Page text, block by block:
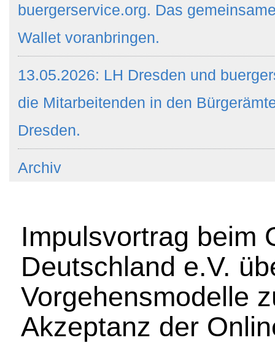
buergerservice.org. Das
Wallet voranbringen.
13.05.2026: LH Dresden und
die Mitarbeitenden in den
Dresden.
Archiv
Impulsvortrag beim
Deutschland e.V.
Vorgehensmodelle
Akzeptanz der